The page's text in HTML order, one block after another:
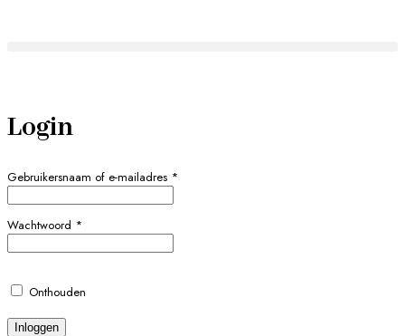
Login
Gebruikersnaam of e-mailadres *
Wachtwoord *
Onthouden
Inloggen